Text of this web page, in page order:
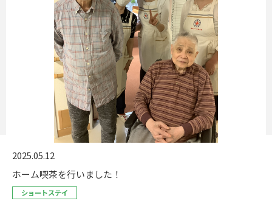
2025.05.12
ホーム喫茶を行いました！
ショートステイ